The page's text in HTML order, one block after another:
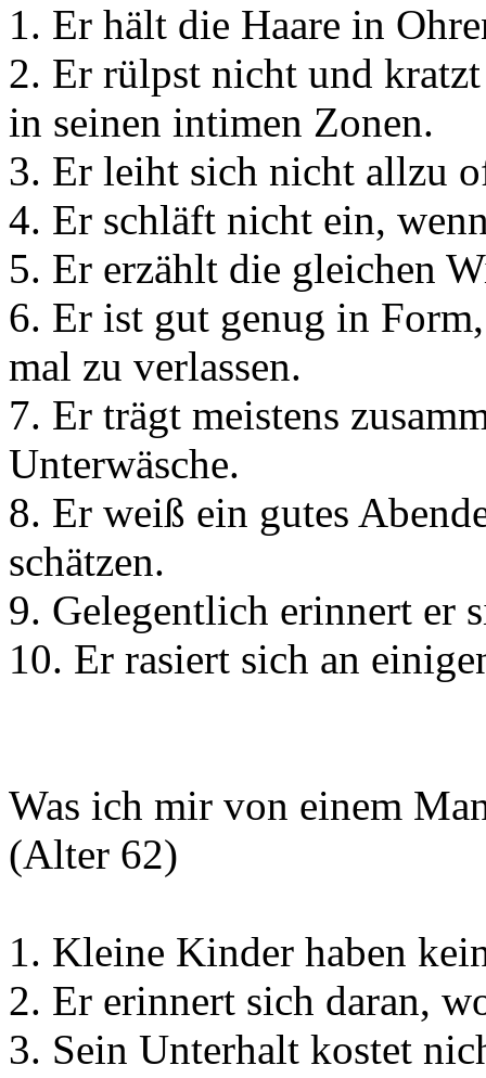
1. Er hält die Haare in
2. Er rülpst nicht und
in seinen intimen Zonen.
3. Er leiht sich nicht allzu
4. Er schläft nicht ein,
5. Er erzählt die gleichen
6. Er ist gut genug in
mal zu verlassen.
7. Er trägt meistens
Unterwäsche.
8. Er weiß ein gutes
schätzen.
9. Gelegentlich erinnert er
10. Er rasiert sich an
Was ich mir von einem
(Alter 62)
1. Kleine Kinder haben
2. Er erinnert sich daran,
3. Sein Unterhalt kostet